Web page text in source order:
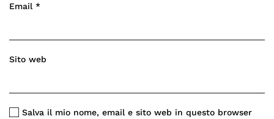
Email *
Sito web
Salva il mio nome, email e sito web in questo browser